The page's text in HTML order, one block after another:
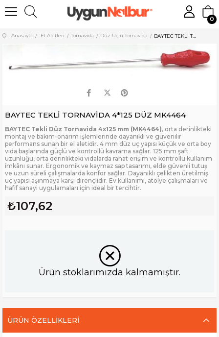
0
Anasayfa El Aletleri Tornavida Düz Uçlu Tornavida BAYTEC TEKLİ TORNAVİDA 4*125 DÜZ MK4464
BAYTEC TEKLİ TORNAVİDA 4*125 DÜZ MK4464
BAYTEC Tekli Düz Tornavida 4x125 mm (MK4464), orta derinlikteki
montaj ve bakım-onarım işlemlerinde dayanıklı ve güvenilir
performans sunan bir el aletidir. 4 mm düz uç yapısı küçük ve orta boy
vida başlarında güçlü ve kontrollü kavrama sağlar. 125 mm şaft
uzunluğu, orta derinlikteki vidalarda rahat erişim ve kontrollü kullanım
imkânı sunar. Ergonomik ve kaymaz sap tasarımı, elde güvenli tutuş
ve uzun süreli çalışmalarda konfor sağlar. Dayanıklı çelikten üretilmiş
uç yapısı aşınmaya karşı dirençlidir. Ev kullanımı, atölye çalışmaları ve
hafif sanayi uygulamaları için ideal bir tercihtir.
₺107,62
Ürün stoklarımızda kalmamıştır.
ÜRÜN ÖZELLIKLERI